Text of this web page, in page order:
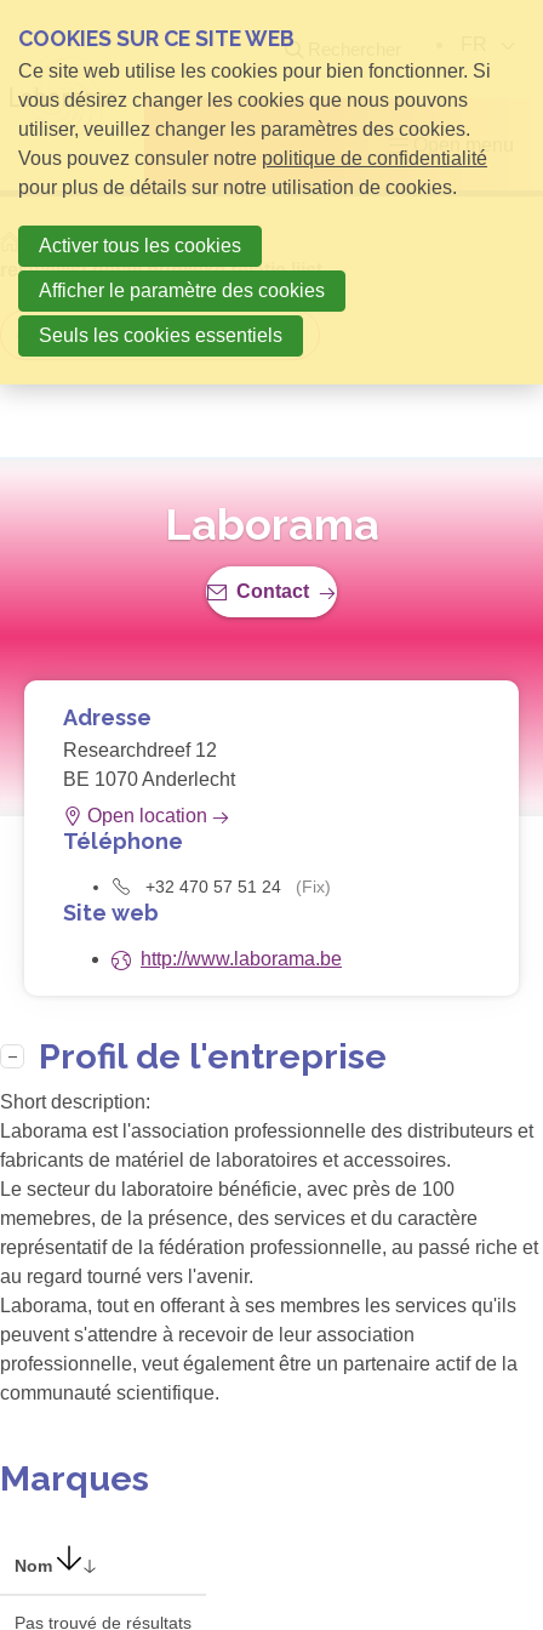
Open menu
Homeinfos pour Visiteurs
relatielijst detail publieke relatie lijst
Retour à la vue d'ensemble
Laborama
Contact
Adresse
Researchdreef 12
BE 1070 Anderlecht
Open location
Téléphone
+32 470 57 51 24 (Fix)
Site web
http://www.laborama.be
Profil de l'entreprise
Short description:
Laborama est l'association professionnelle des distributeurs et
fabricants de matériel de laboratoires et accessoires.
Le secteur du laboratoire bénéficie, avec près de 100
memebres, de la présence, des services et du caractère
représentatif de la fédération professionnelle, au passé riche et
au regard tourné vers l'avenir.
Laborama, tout en offerant à ses membres les services qu'ils
peuvent s'attendre à recevoir de leur association
professionnelle, veut également être un partenaire actif de la
communauté scientifique.
Marques
Nom
Pas trouvé de résultats
COOKIES SUR CE SITE WEB
Ce site web utilise les cookies pour bien fonctionner. Si
vous désirez changer les cookies que nous pouvons
utiliser, veuillez changer les paramètres des cookies.
Vous pouvez consuler notre politique de confidentialité
pour plus de détails sur notre utilisation de cookies.
Activer tous les cookies
Afficher le paramètre des cookies
Seuls les cookies essentiels